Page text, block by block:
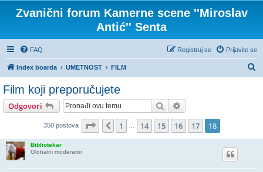
Zvanični forum Kamerne scene ''Miroslav
Antić'' Senta
FAQ Prijavite se
Registruj se
Index boarda UMETNOST FILM
Film koji preporučujete
Odgovori Pretraga
350 postova Stranica 18 od
Prethodni
1 14 15 16 17 18
Bibliotekar
Globalni moderator